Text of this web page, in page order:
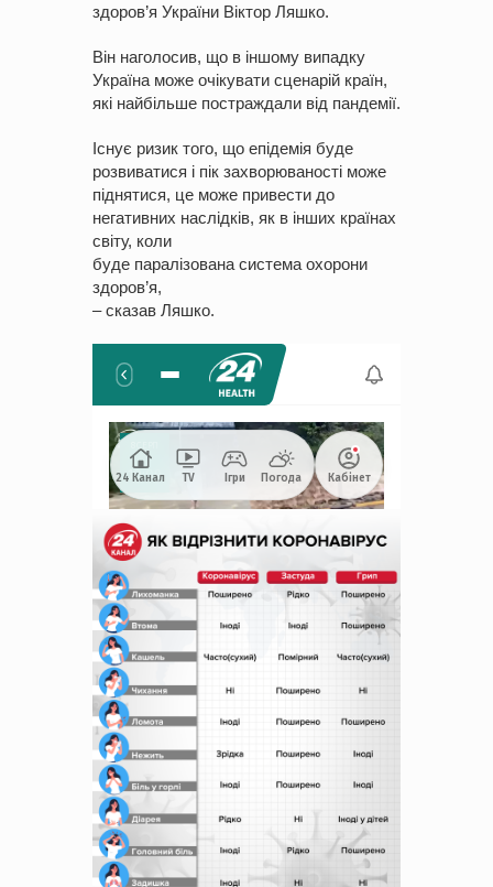
здоров’я України Віктор Ляшко.
Він наголосив, що в іншому випадку
Україна може очікувати сценарій країн,
які найбільше постраждали від пандемії.
Існує ризик того, що епідемія буде
розвиватися і пік захворюваності може
піднятися, це може привести до
негативних наслідків, як в інших країнах
світу, коли
буде паралізована система охорони
здоров’я,
– сказав Ляшко.